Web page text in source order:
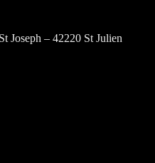
Joseph – 42220 St Julien